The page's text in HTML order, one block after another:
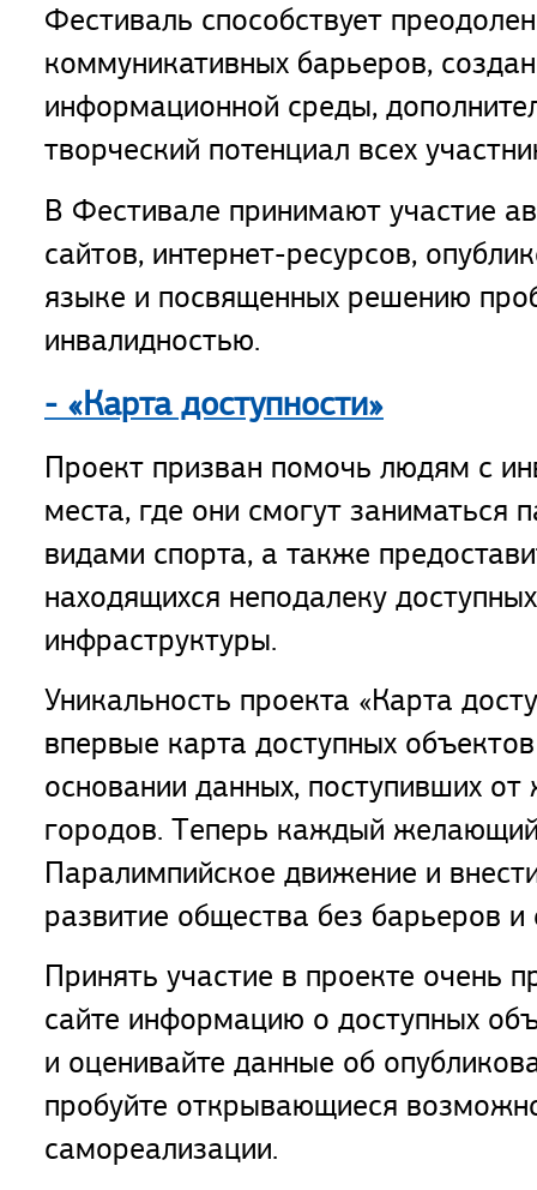
Фестиваль способствует
коммуникативных барьеров,
информационной среды,
творческий потенциал всех
В Фестивале принимают участие
сайтов, интернет-ресурсов,
языке и посвященных решению
инвалидностью.
- «Карта доступности»
Проект призван помочь людям с
места, где они смогут заниматься
видами спорта, а также
находящихся неподалеку
инфраструктуры.
Уникальность проекта «Карта
впервые карта доступных
основании данных, поступивших от
городов. Теперь каждый
Паралимпийское движение и
развитие общества без барьеров и
Принять участие в проекте очень
сайте информацию о доступных
и оценивайте данные об
пробуйте открывающиеся
самореализации.